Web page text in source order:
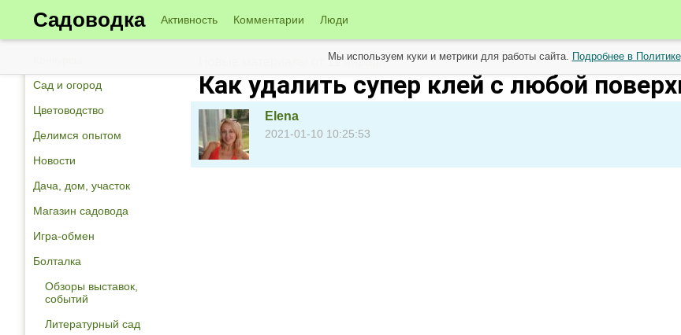
Садоводка Активность Комментарии Люди
Сад и огород
Цветоводство
Делимся опытом
Новости
Дача, дом, участок
Магазин садовода
Игра-обмен
Болталка
Обзоры выставок,
событий
Литературный сад
Новые материалы от 11 января
Как удалить супер клей с любой
Elena
2021-01-10 10:25:53
Мы используем куки и метрики для работы сайта. Подробнее в Политике